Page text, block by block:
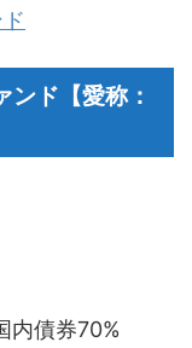
ンド【愛称：
内債券70%